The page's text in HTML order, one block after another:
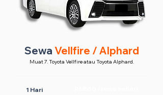
Sewa Vellfire / Alphard
Muat 7. Toyota Vellfire atau Toyota Alphard.
1 Hari